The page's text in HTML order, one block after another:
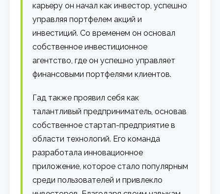
карьеру он начал как инвестор, успешно
управляя портфелем акций и
инвестиций. Со временем он основал
собственное инвестиционное
агентство, где он успешно управляет
финансовыми портфелями клиентов.
Гад также проявил себя как
талантливый предприниматель, основав
собственное стартап-предприятие в
области технологий. Его команда
разработала инновационное
приложение, которое стало популярным
среди пользователей и привлекло